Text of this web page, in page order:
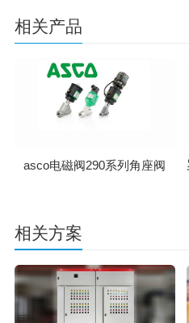
相关产品
asco电磁阀290系列角座阀
相关方案